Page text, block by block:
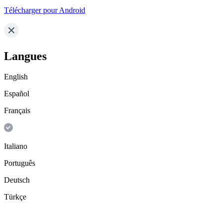
Télécharger pour Android
Langues
English
Español
Français
Italiano
Português
Deutsch
Türkçe